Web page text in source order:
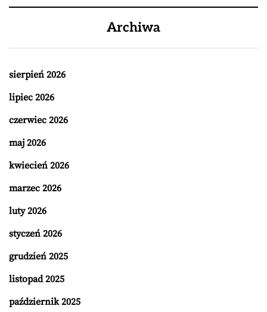
Archiwa
sierpień 2026
lipiec 2026
czerwiec 2026
maj 2026
kwiecień 2026
marzec 2026
luty 2026
styczeń 2026
grudzień 2025
listopad 2025
październik 2025